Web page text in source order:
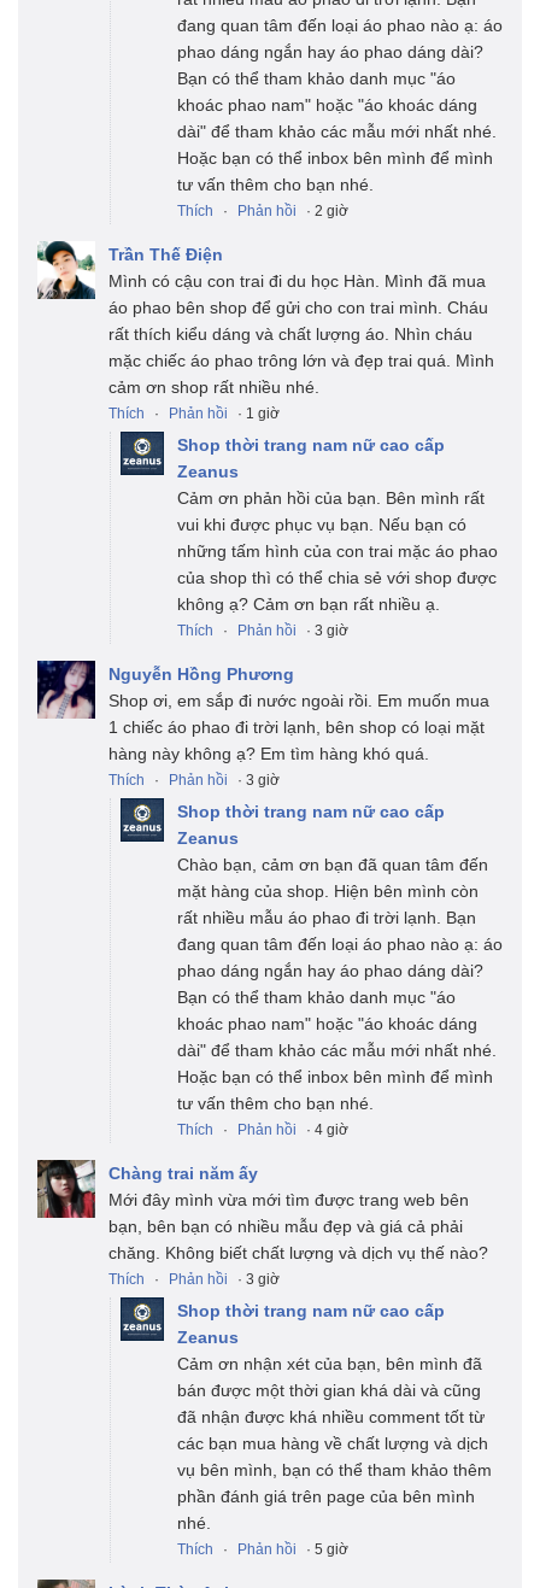
đang quan tâm đến loại áo phao nào ạ: áo
phao dáng ngắn hay áo phao dáng dài?
Bạn có thể tham khảo danh mục "áo
khoác phao nam" hoặc "áo khoác dáng
dài" để tham khảo các mẫu mới nhất nhé.
Hoặc bạn có thể inbox bên mình để mình
tư vấn thêm cho bạn nhé.
Thích · Phản hồi · 2 giờ
Trần Thế Điện
Mình có cậu con trai đi du học Hàn. Mình đã mua
áo phao bên shop để gửi cho con trai mình. Cháu
rất thích kiểu dáng và chất lượng áo. Nhìn cháu
mặc chiếc áo phao trông lớn và đẹp trai quá. Mình
cảm ơn shop rất nhiều nhé.
Thích · Phản hồi · 1 giờ
Shop thời trang nam nữ cao cấp
Zeanus
Cảm ơn phản hồi của bạn. Bên mình rất
vui khi được phục vụ bạn. Nếu bạn có
những tấm hình của con trai mặc áo phao
của shop thì có thể chia sẻ với shop được
không ạ? Cảm ơn bạn rất nhiều ạ.
Thích · Phản hồi · 3 giờ
Nguyễn Hồng Phương
Shop ơi, em sắp đi nước ngoài rồi. Em muốn mua
1 chiếc áo phao đi trời lạnh, bên shop có loại mặt
hàng này không ạ? Em tìm hàng khó quá.
Thích · Phản hồi · 3 giờ
Shop thời trang nam nữ cao cấp
Zeanus
Chào bạn, cảm ơn bạn đã quan tâm đến
mặt hàng của shop. Hiện bên mình còn
rất nhiều mẫu áo phao đi trời lạnh. Bạn
đang quan tâm đến loại áo phao nào ạ: áo
phao dáng ngắn hay áo phao dáng dài?
Bạn có thể tham khảo danh mục "áo
khoác phao nam" hoặc "áo khoác dáng
dài" để tham khảo các mẫu mới nhất nhé.
Hoặc bạn có thể inbox bên mình để mình
tư vấn thêm cho bạn nhé.
Thích · Phản hồi · 4 giờ
Chàng trai năm ấy
Mới đây mình vừa mới tìm được trang web bên
bạn, bên bạn có nhiều mẫu đẹp và giá cả phải
chăng. Không biết chất lượng và dịch vụ thế nào?
Thích · Phản hồi · 3 giờ
Shop thời trang nam nữ cao cấp
Zeanus
Cảm ơn nhận xét của bạn, bên mình đã
bán được một thời gian khá dài và cũng
đã nhận được khá nhiều comment tốt từ
các bạn mua hàng về chất lượng và dịch
vụ bên mình, bạn có thể tham khảo thêm
phần đánh giá trên page của bên mình
nhé.
Thích · Phản hồi · 5 giờ